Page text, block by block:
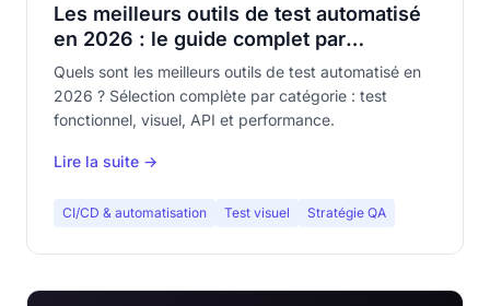
Les meilleurs outils de test automatisé
en 2026 : le guide complet par
catégorie
Quels sont les meilleurs outils de test automatisé en
2026 ? Sélection complète par catégorie : test
fonctionnel, visuel, API et performance.
Lire la suite →
CI/CD & automatisation Test visuel Stratégie QA